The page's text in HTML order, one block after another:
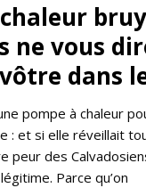
ne vous
dans
pompe à chaleur
: et si elle réveillait
peur des
Parce qu’on